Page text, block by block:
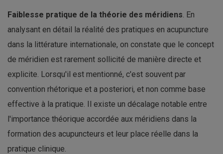
Faiblesse pratique de la théorie des méridiens . En
analysant en détail la réalité des pratiques en acupuncture
dans la littérature internationale, on constate que le concept
de méridien est rarement sollicité de manière directe et
explicite. Lorsqu'il est mentionné, c'est souvent par
convention rhétorique et a posteriori, et non comme base
effective à la pratique. Il existe un décalage notable entre
l'importance théorique accordée aux méridiens dans la
formation des acupuncteurs et leur place réelle dans la
pratique clinique.